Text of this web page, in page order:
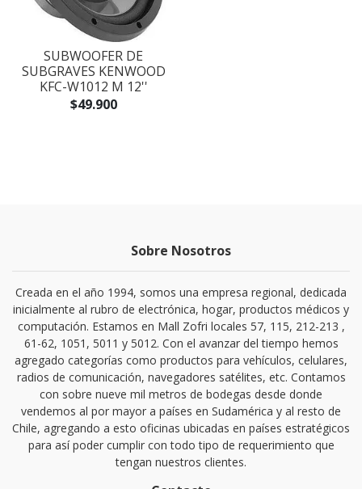
SUBWOOFER DE
SUBGRAVES KENWOOD
KFC-W1012 M 12''
$49.900
Sobre Nosotros
Creada en el año 1994, somos una empresa regional, dedicada
inicialmente al rubro de electrónica, hogar, productos médicos y
computación. Estamos en Mall Zofri locales 57, 115, 212-213 ,
61-62, 1051, 5011 y 5012. Con el avanzar del tiempo hemos
agregado categorías como productos para vehículos, celulares,
radios de comunicación, navegadores satélites, etc. Contamos
con sobre nueve mil metros de bodegas desde donde
vendemos al por mayor a países en Sudamérica y al resto de
Chile, agregando a esto oficinas ubicadas en países estratégicos
para así poder cumplir con todo tipo de requerimiento que
tengan nuestros clientes.